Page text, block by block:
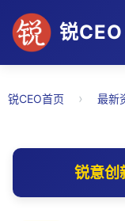
锐CEO
锐CEO首页 › 最新
锐意创